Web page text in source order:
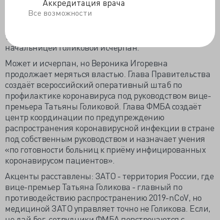
Аккредитация врача
Все возможности
выше», — поделился сведениями депутат Госдумы
Александр Петров. Дел у нового начальника
тем более, что застарелый конфликт с экс-
начальницей Голиковой исчерпан.
Может и исчерпан, но Вероника Игоревна
продолжает меряться властью. Глава Правительства
создаёт всероссийский оперативный штаб по
профилактике коронавируса под руководством вице-
премьера Татьяны Голиковой. Глава ФМБА создаёт
центр координации по предупреждению
распространения коронавирусной инфекции в стране
под собственным руководством и назначает учения
«по готовности больниц к приёму инфицированных
коронавирусом пациентов».
Акценты расставлены: ЗАТО - территория России, где
вице-премьер Татьяна Голикова - главный по
противодействию распространению 2019-nCoV, но
медициной ЗАТО управляет точно не Голикова. Если,